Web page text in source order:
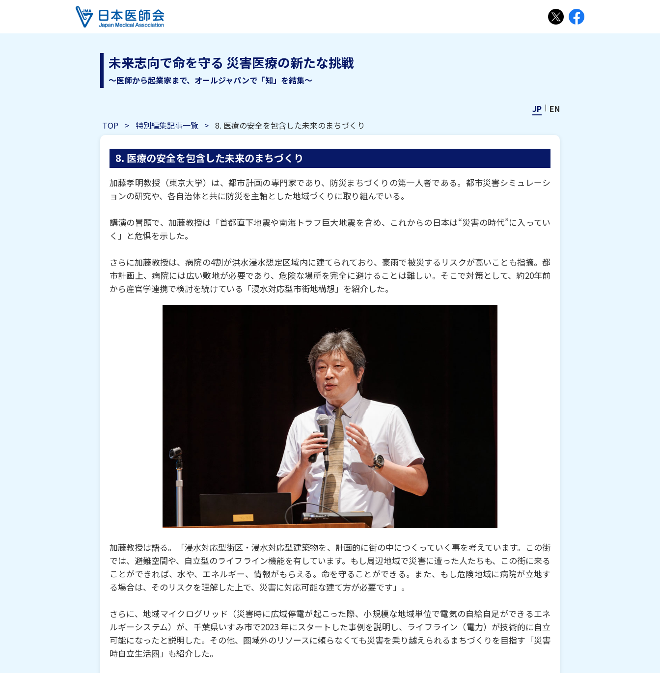
未来志向で命を守る 災害医療の新たな挑戦
～医師から起業家まで、オールジャパンで「知」を結集～
JP
EN
TOP
特別編集記事一覧 8. 医療の安全を包含した未来のまちづくり
8. 医療の安全を包含した未来のまちづくり
加藤孝明教授（東京⼤学）は、都市計画の専⾨家であり、防災まちづくりの第⼀⼈者である。都市災害シミュレーシ
ョンの研究や、各⾃治体と共に防災を主軸とした地域づくりに取り組んでいる。
講演の冒頭で、加藤教授は「⾸都直下地震や南海トラフ巨⼤地震を含め、これからの⽇本は“災害の時代”に⼊ってい
く」と危惧を⽰した。
さらに加藤教授は、病院の4割が洪⽔浸⽔想定区域内に建てられており、豪⾬で被災するリスクが⾼いことも指摘。都
市計画上、病院には広い敷地が必要であり、危険な場所を完全に避けることは難しい。そこで対策として、約20年前
から産官学連携で検討を続けている「浸⽔対応型市街地構想」を紹介した。
加藤教授は語る。「浸⽔対応型街区・浸⽔対応型建築物を、計画的に街の中につくっていく事を考えています。この街
では、避難空間や、⾃⽴型のライフライン機能を有しています。もし周辺地域で災害に遭った⼈たちも、この街に来る
ことができれば、⽔や、エネルギー、情報がもらえる。命を守ることができる。また、もし危険地域に病院が⽴地す
る場合は、そのリスクを理解した上で、災害に対応可能な建て⽅が必要です」。
さらに、地域マイクログリッド（災害時に広域停電が起こった際、⼩規模な地域単位で電気の⾃給⾃⾜ができるエネ
ルギーシステム）が、千葉県いすみ市で2023 年にスタートした事例を説明し、ライフライン（電⼒）が技術的に⾃⽴
可能になったと説明した。その他、圏域外のリソースに頼らなくても災害を乗り越えられるまちづくりを⽬指す「災害
時⾃⽴⽣活圏」も紹介した。